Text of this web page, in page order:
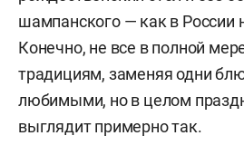
шампанского — как в России
Конечно, не все в полной
традициям, заменяя одни
любимыми, но в целом
выглядит примерно так.